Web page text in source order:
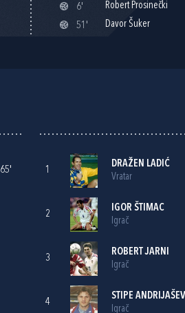
6'
Robert Prosinečki
51'
Davor Šuker
65' 1
DRAŽEN LADIĆ
Vratar
2
IGOR ŠTIMAC
Igrač
3
ROBERT JARNI
Igrač
4
STIPE
Igrač